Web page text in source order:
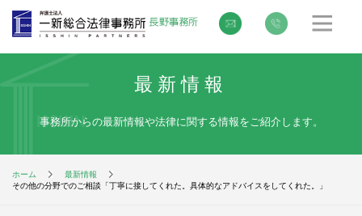
最新情報
事務所からの最新情報や法律に関する情報をご紹介します。
ホーム
最新情報
その他の分野でのご相談「丁寧に接してくれた。具体的なアドバイスをしてくれた。」